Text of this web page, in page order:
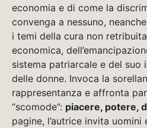
economia e di come la
convenga a nessuno,
i temi della cura non
economica,
sistema patriarcale e del suo
delle donne. Invoca la
rappresentanza e affronta
“scomode”: piacere, potere,
pagine, l’autrice invita uomini